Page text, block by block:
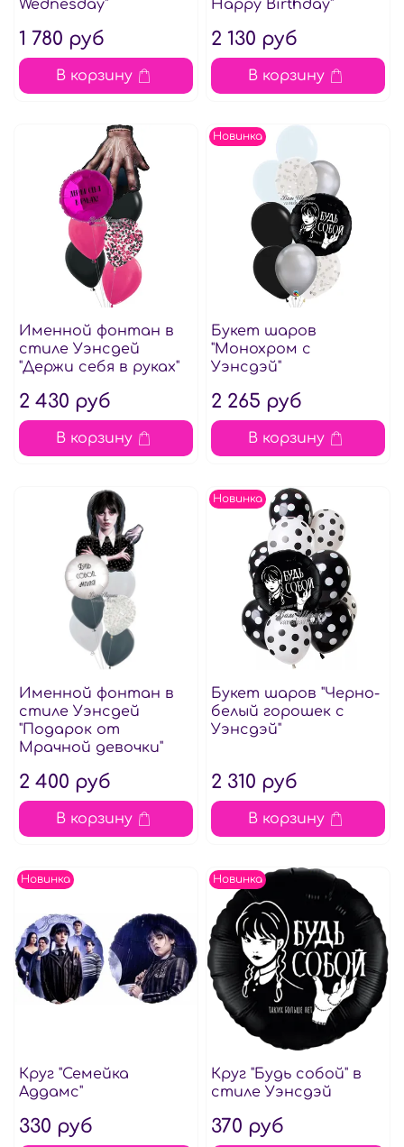
Wednesday"
1 780 руб
В корзину
Happy Birthday"
2 130 руб
В корзину
Именной фонтан в
стиле Уэнсдей
"Держи себя в руках"
2 430 руб
В корзину
Новинка
Букет шаров
"Монохром с
Уэнсдэй"
2 265 руб
В корзину
Именной фонтан в
стиле Уэнсдей
"Подарок от
Мрачной девочки"
2 400 руб
В корзину
Новинка
Букет шаров "Черно-
белый горошек с
Уэнсдэй"
2 310 руб
В корзину
Новинка
Круг "Семейка
Аддамс"
330 руб
Новинка
Круг "Будь собой" в
стиле Уэнсдэй
370 руб